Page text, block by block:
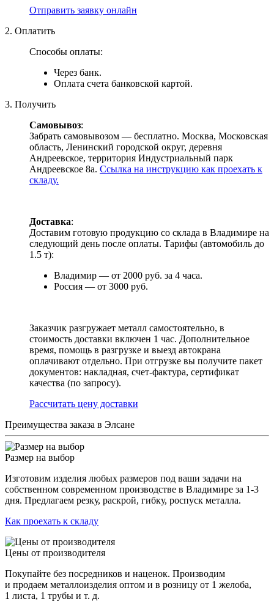
Отправить заявку онлайн
2. Оплатить
Способы оплаты:
Через банк.
Оплата счета банковской картой.
3. Получить
Самовывоз:
Забрать самовывозом — бесплатно. Москва, Московская
область, Ленинский городской округ, деревня
Андреевское, территория Индустриальный парк
Андреевское 8а. Ссылка на инструкцию как проехать к
складу.
Доставка:
Доставим готовую продукцию со склада в Владимире на
следующий день после оплаты. Тарифы (автомобиль до
1.5 т):
Владимир — от 2000 руб. за 4 часа.
Россия — от 3000 руб.
Заказчик разгружает металл самостоятельно, в
стоимость доставки включен 1 час. Дополнительное
время, помощь в разгрузке и выезд автокрана
оплачивают отдельно. При отгрузке вы получите пакет
документов: накладная, счет-фактура, сертификат
качества (по запросу).
Раcсчитать цену доставки
Преимущества заказа в Элсане
Размер на выбор
Изготовим изделия любых размеров под ваши задачи на
собственном современном производстве в Владимире за 1-3
дня. Предлагаем резку, раскрой, гибку, роспуск металла.
Как проехать к складу
Цены от производителя
Покупайте без посредников и наценок. Производим
и продаем металлоизделия оптом и в розницу от 1 желоба,
1 листа, 1 трубы и т. д.